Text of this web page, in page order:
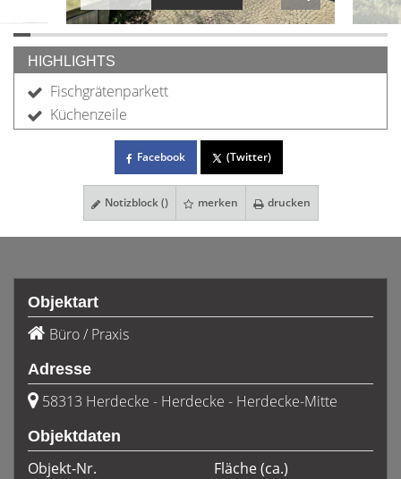
HIGHLIGHTS
Fischgrätenparkett
Küchenzeile
Facebook (Twitter)
Notizblock () merken drucken
Objektart
Büro / Praxis
Adresse
58313 Herdecke - Herdecke - Herdecke-Mitte
Objektdaten
Objekt-Nr.
Fläche(ca.)